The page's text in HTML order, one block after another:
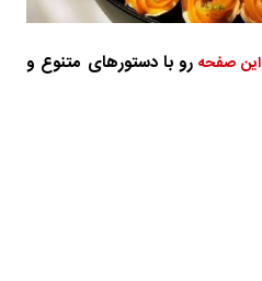
این صفحهرو با دستورهای متنوع و